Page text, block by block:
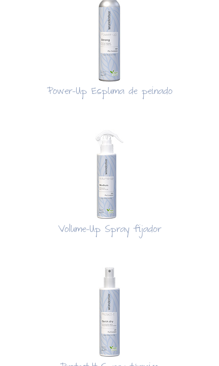
Power-Up Espuma de peinado
Volume-Up Spray fijador